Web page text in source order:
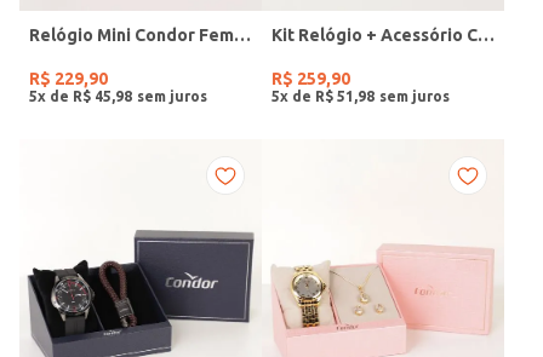
Relógio Mini Condor Feminino DOURADO
R$ 229,90
5x de R$ 45 98
Kit Relógio + Acessório Condor Feminino DOURADO
R$ 259,90
5x de R$ 51 98